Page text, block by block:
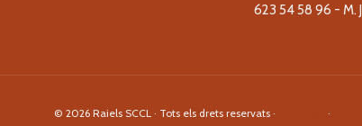
623 54 58 96 - M.
© 2026 Raiels SCCL · Tots els drets reservats · ·